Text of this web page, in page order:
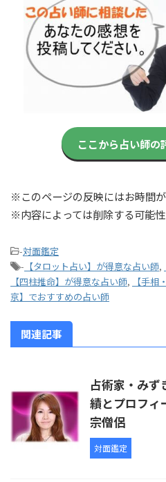
ここから占い師の
※このページの反映にはお時間が
※内容によっては削除する可能性
-対面鑑定
- 【タロット占い】が得意な占い師,
【四柱推命】が得意な占い師, 【手
京】でおすすめの占い師
関連記事
占術家・みず
績とプロフィ
宗僧侶
対面鑑定